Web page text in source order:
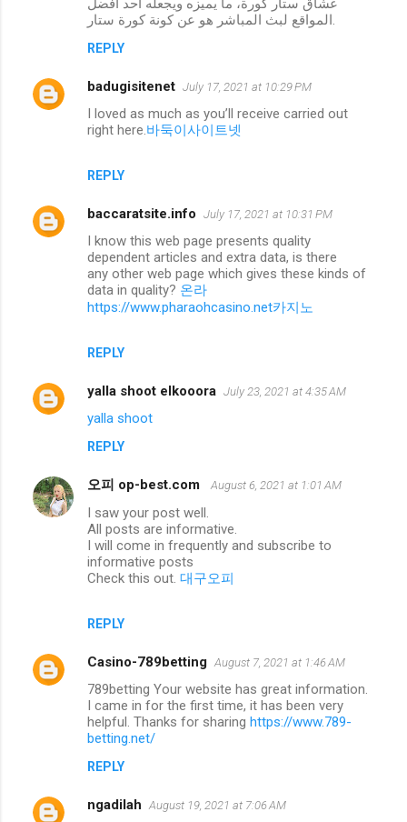
REPLY
badugisitenet July 17, 2021 at 10:29 PM
I loved as much as you’ll receive carried out
right here. 바둑이사이트넷
REPLY
baccaratsite.info July 17, 2021 at 10:31 PM
I know this web page presents quality
dependent articles and extra data, is there
any other web page which gives these kinds of
data in quality? 온라
https://www.pharaohcasino.net카지노
REPLY
yalla shoot elkooora July 23, 2021 at 4:35 AM
yalla shoot
REPLY
오피 op-best.com August 6, 2021 at 1:01 AM
I saw your post well.
All posts are informative.
I will come in frequently and subscribe to
informative posts
Check this out. 대구오피
REPLY
Casino-789betting August 7, 2021 at 1:46 AM
789betting Your website has great information.
I came in for the first time, it has been very
helpful. Thanks for sharing https://www.789-
betting.net/
REPLY
ngadilah August 19, 2021 at 7:06 AM